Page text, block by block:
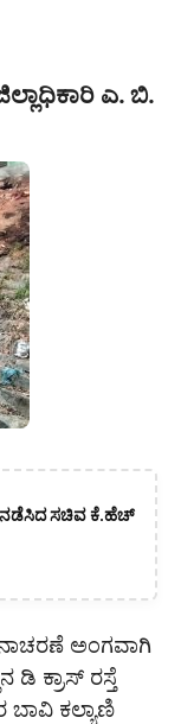
ಎ. ಬಿ.
ನಡೆಸಿದ ಸಚಿವ ಕೆ.ಹೆಚ್
ಅಂಗವಾಗಿ
ಡಿ ಕ್ರಾಸ್ ರಸ್ತೆ
ಕಲ್ಯಾಣಿ